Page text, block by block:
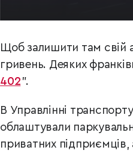
Щоб залишити там свій
гривень. Деяких
402 ".
В Управлінні
облаштували
приватних